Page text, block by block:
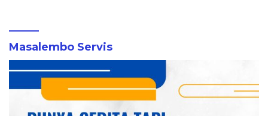
Masalembo Servis